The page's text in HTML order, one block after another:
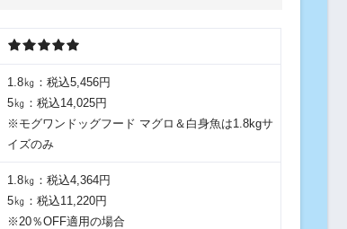
1.8㎏：税込5,456円
5㎏：税込14,025円
※モグワンドッグフード マグロ＆白身魚は1.8kgサ
イズのみ
1.8㎏：税込4,364円
5㎏：税込11,220円
※20％OFF適用の場合